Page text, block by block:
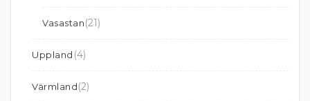
Vasastan(21)
Uppland (4)
Värmland(2)